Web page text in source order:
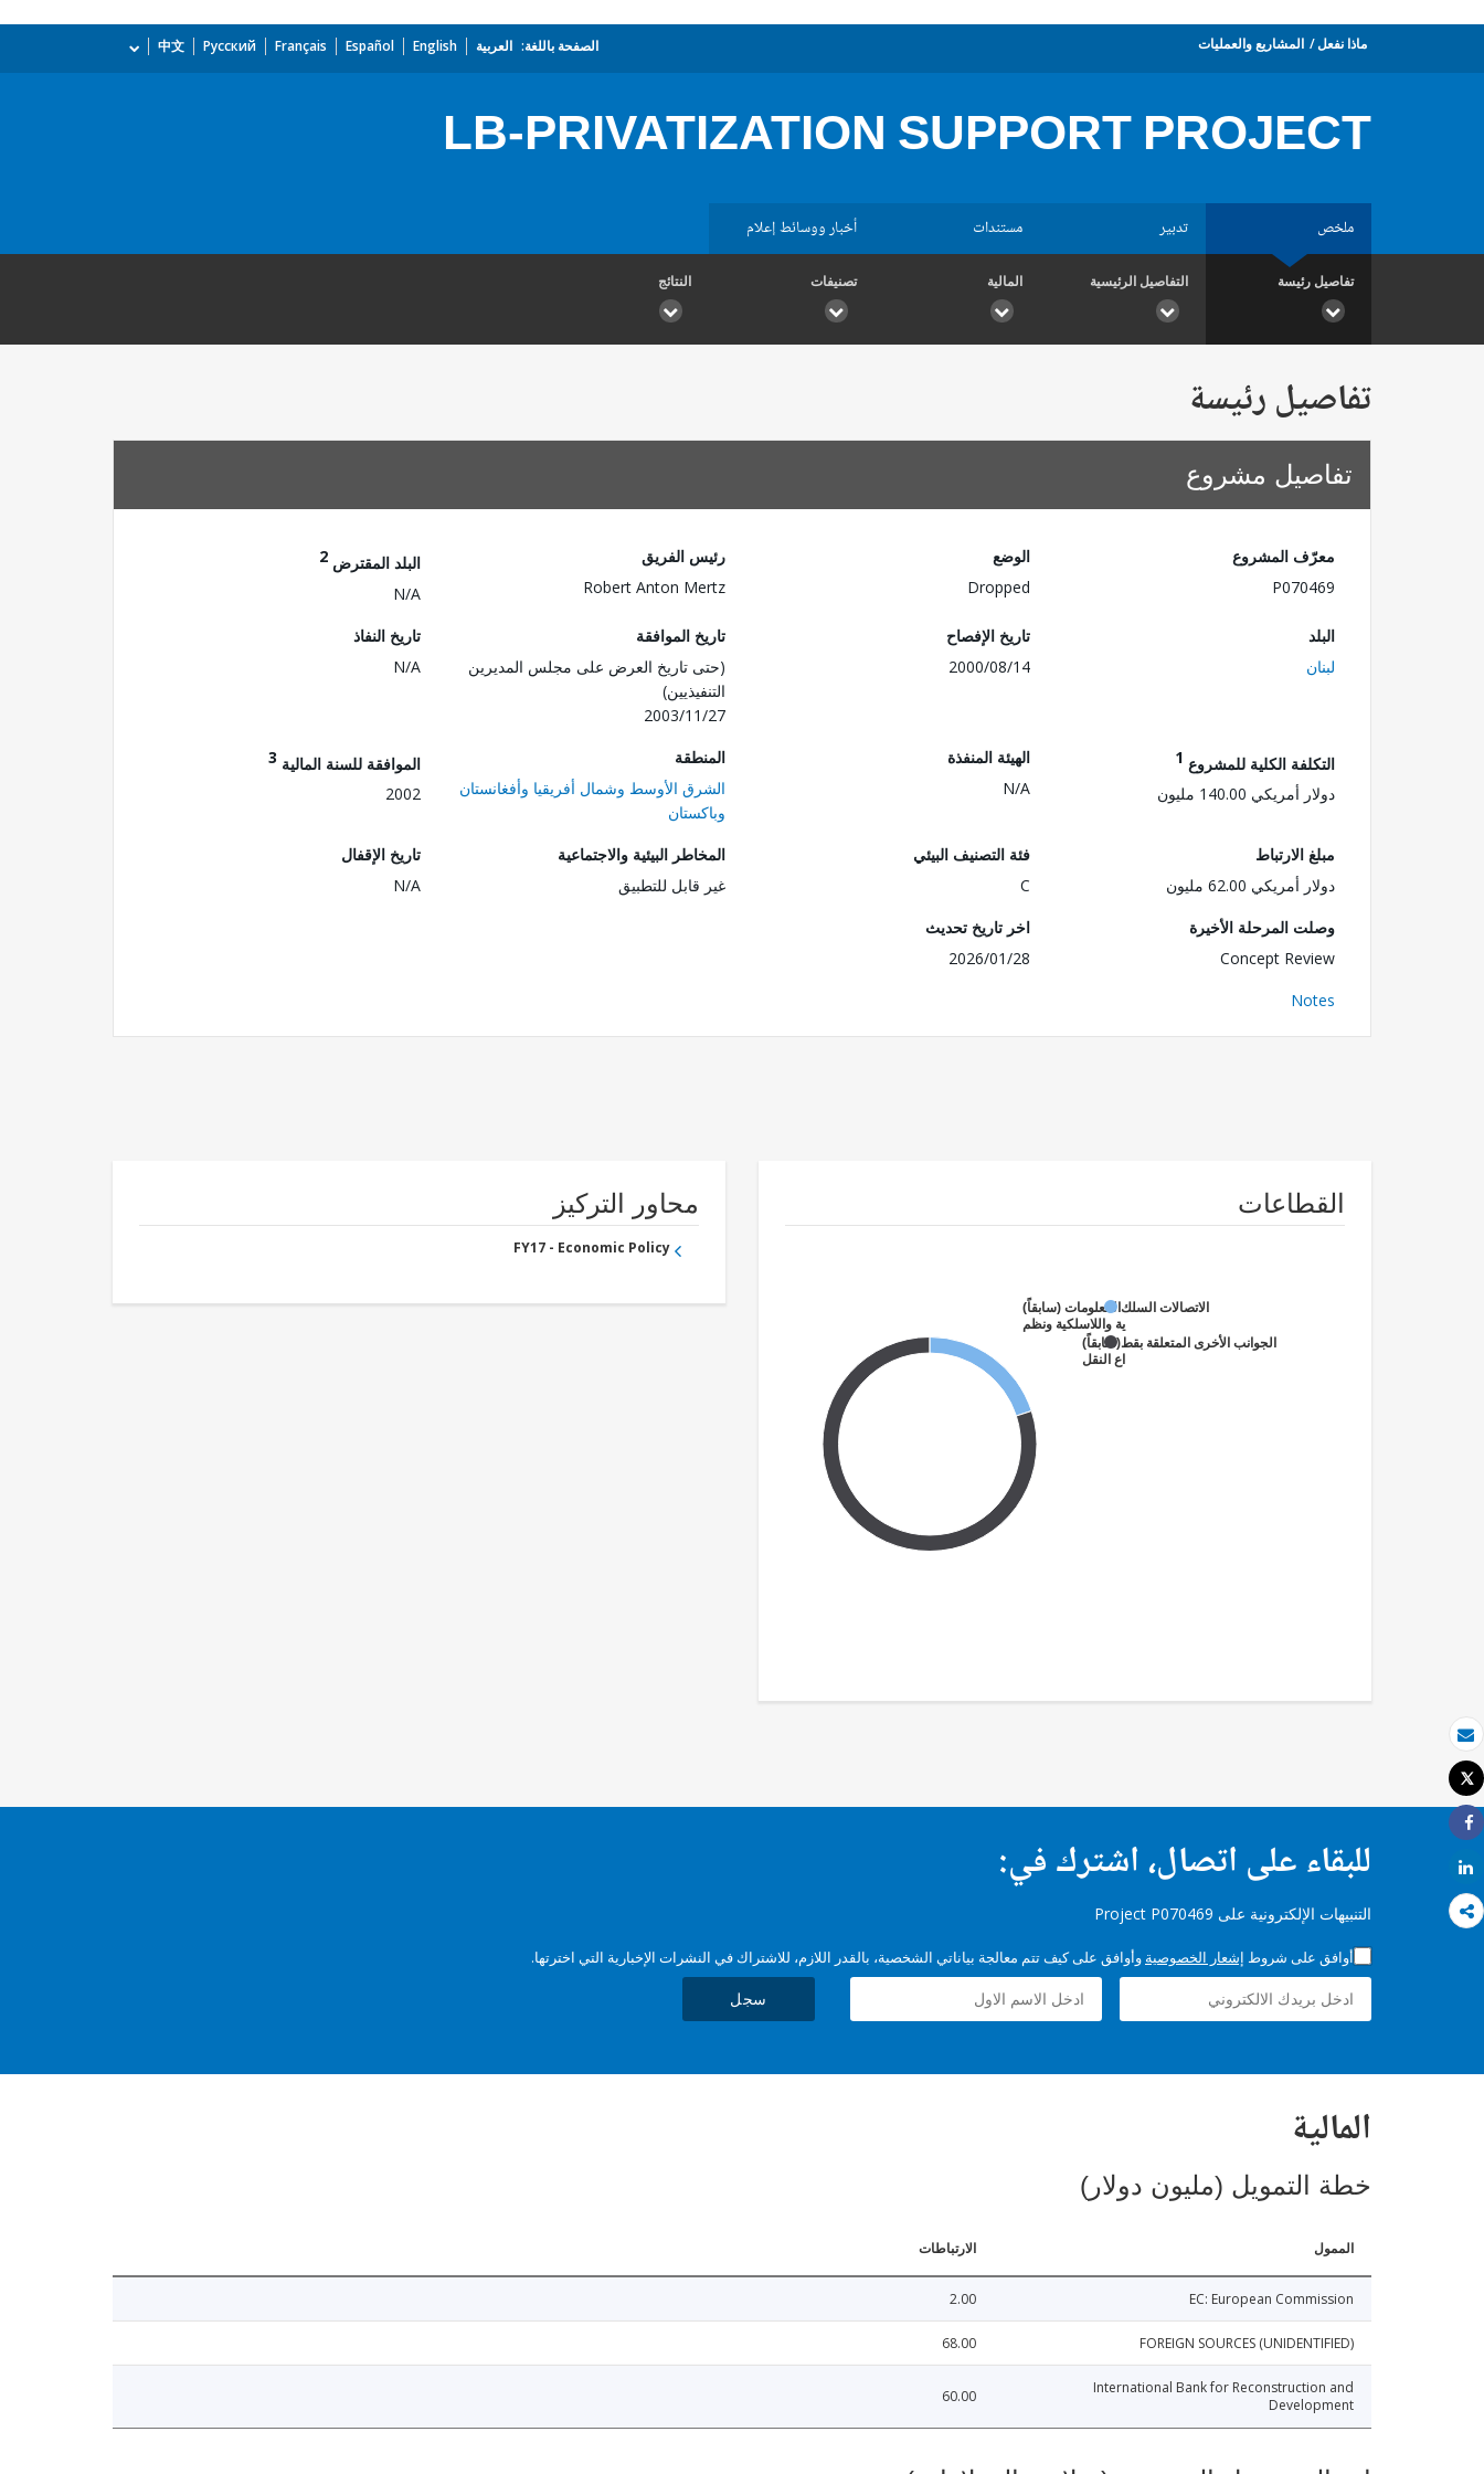
بريد الكتروني
طباعة
Tweet
Share
Share
ماذا نفعل المشاريع والعمليات الصفحة باللغة: العربية English
Español
Français
Русский
中文
LB-PRIVATIZATION SUPPORT PROJECT
ملخص تدبير مستندات أخبار ووسائط إعلام
تفاصيل رئيسة التفاصيل الرئيسية المالية تصنيفات النتائج
تفاصيل رئيسة
تفاصيل مشروع
معرّف المشروع
P070469
الوضع
Dropped
رئيس الفريق
Robert Anton Mertz
البلد المقترض 2
N/A
البلد
لبنان
تاريخ الإفصاح
2000/08/14
تاريخ الموافقة
(حتى تاريخ العرض على مجلس المديرين
التنفيذيين)
2003/11/27
تاريخ النفاذ
N/A
التكلفة الكلية للمشروع 1
دولار أمريكي 140.00 مليون
الهيئة المنفذة
N/A
المنطقة
الشرق الأوسط وشمال أفريقيا وأفغانستان
وباكستان
الموافقة للسنة المالية 3
2002
مبلغ الارتباط
دولار أمريكي 62.00 مليون
فئة التصنيف البيئي
C
المخاطر البيئية والاجتماعية
غير قابل للتطبيق
تاريخ الإقفال
N/A
وصلت المرحلة الأخيرة
Concept Review
اخر تاريخ تحديث
2026/01/28
Notes
القطاعات
الاتصالات السلكية واللاسلكية ونظم
المعلومات (سابقاً)
الجوانب الأخرى المتعلقة بقطاع النقل
(سابقاً)
محاور التركيز
FY17 - Economic Policy
للبقاء على اتصال، اشترك في:
التنبيهات الإلكترونية على Project P070469
أوافق على شروط إشعار الخصوصية وأوافق على كيف تتم معالجة بياناتي الشخصية، بالقدر اللازم، للاشتراك في النشرات الإخبارية التي اخترتها.
سجل
المالية
خطة التمويل (مليون دولار)
الممول الارتباطات
EC: European Commission
2.00
FOREIGN SOURCES (UNIDENTIFIED)
68.00
International Bank for Reconstruction and
Development
60.00